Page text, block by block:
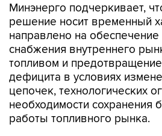
Минэнерго подчеркивает,
решение носит временный
направлено на обеспечение
снабжения внутреннего
топливом и
дефицита в условиях
цепочек, технологических
необходимости сохранения
работы топливного рынка.